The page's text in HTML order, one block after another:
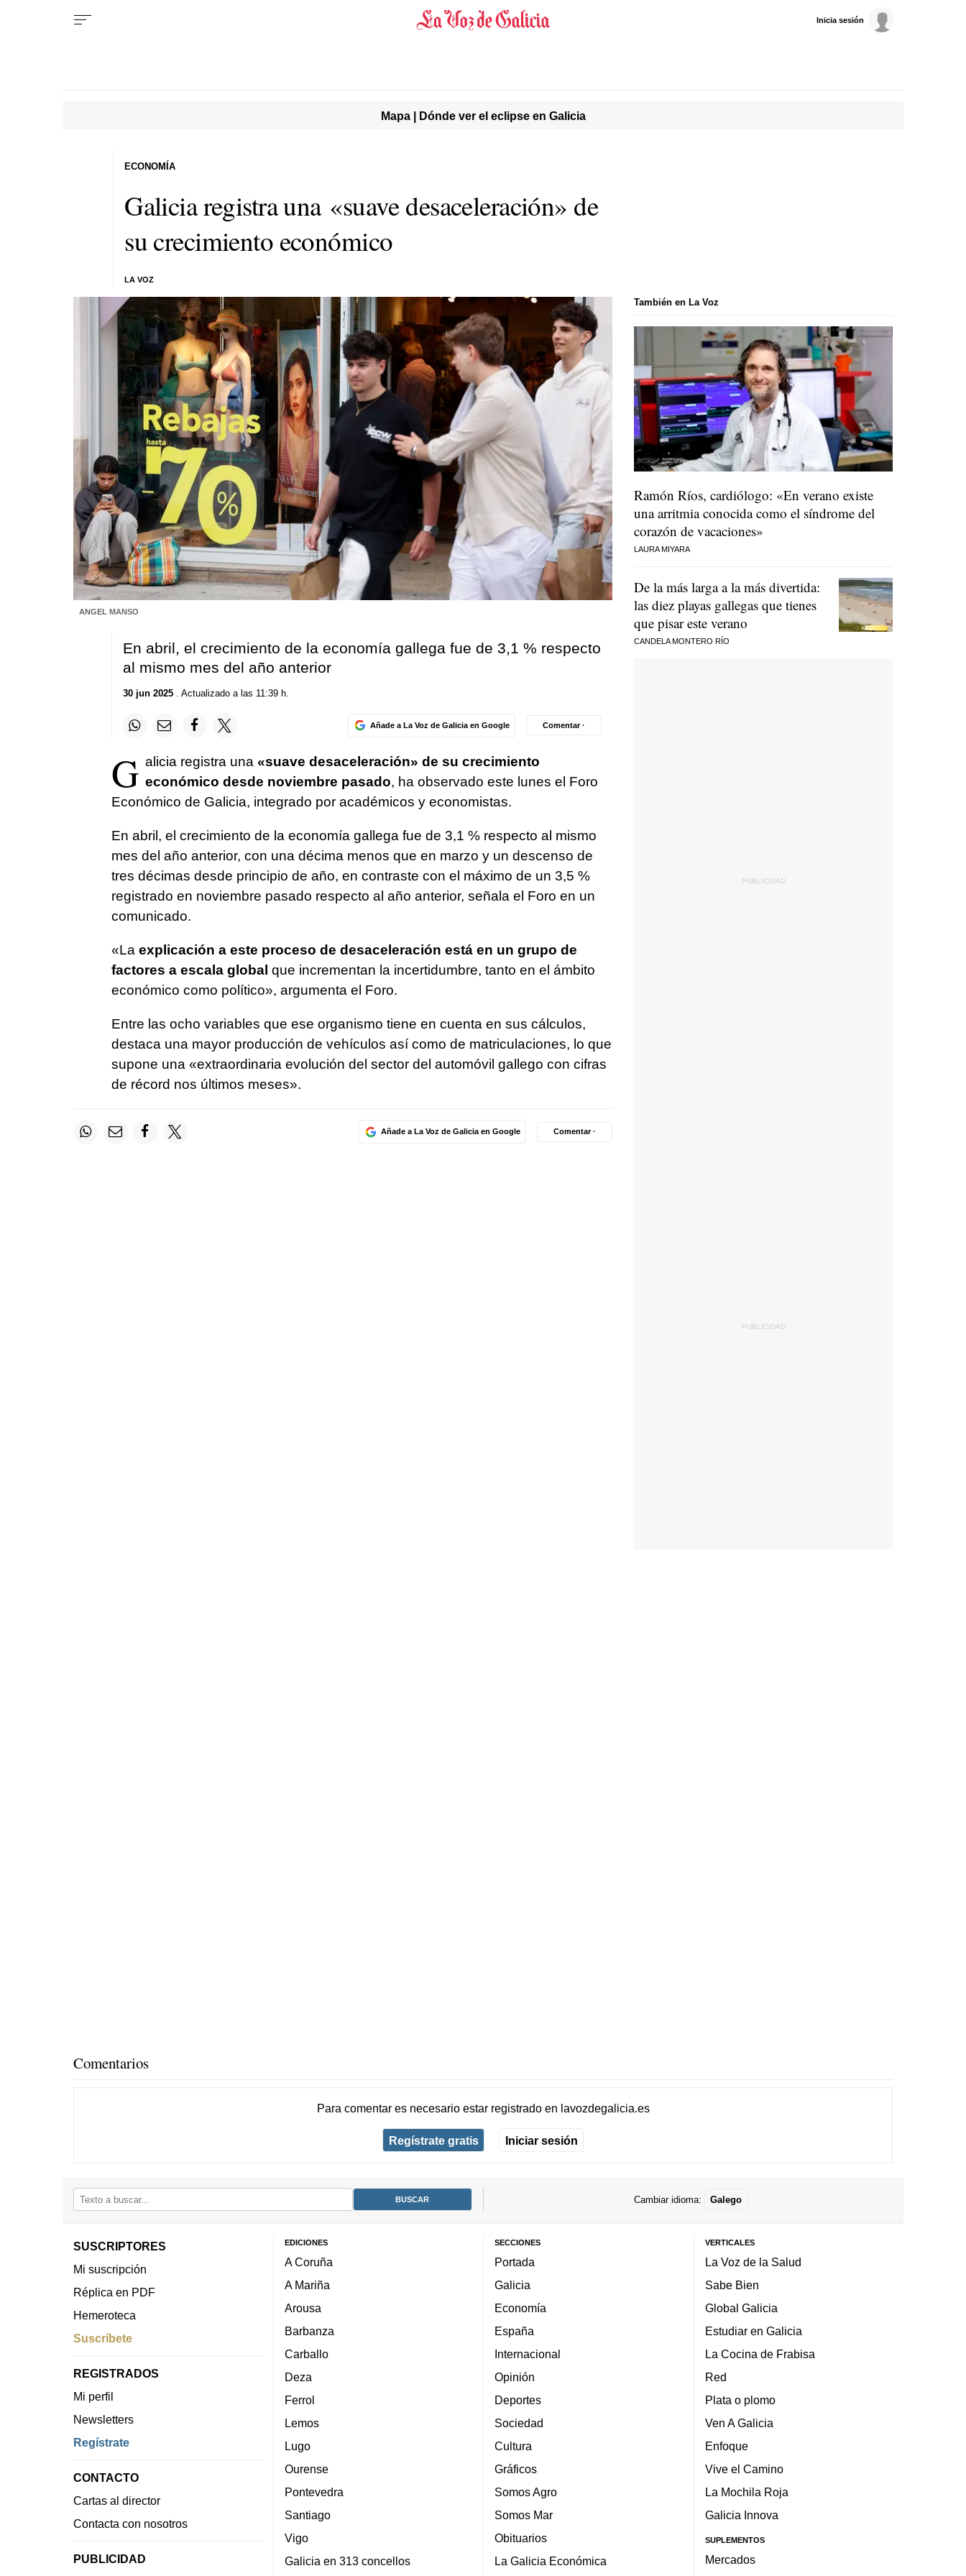
Inicia sesión
Mapa | Dónde ver el eclipse en Galicia
Galicia registra una «suave desaceleración» de
su crecimiento económico
LA VOZ
ECONOMÍA
ANGEL MANSO
En abril, el crecimiento de la economía gallega fue de 3,1 % respecto
al mismo mes del año anterior
30 jun 2025. Actualizado a las 11:39 h.
Añade a La Voz de Galicia en Google Comentar ·
G alicia registra una «suave desaceleración» de su crecimiento
económico desde noviembre pasado, ha observado este lunes el Foro
Económico de Galicia, integrado por académicos y economistas.
En abril, el crecimiento de la economía gallega fue de 3,1 % respecto al mismo
mes del año anterior, con una décima menos que en marzo y un descenso de
tres décimas desde principio de año, en contraste con el máximo de un 3,5 %
registrado en noviembre pasado respecto al año anterior, señala el Foro en un
comunicado.
«La explicación a este proceso de desaceleración está en un grupo de
factores a escala global que incrementan la incertidumbre, tanto en el ámbito
económico como político», argumenta el Foro.
Entre las ocho variables que ese organismo tiene en cuenta en sus cálculos,
destaca una mayor producción de vehículos así como de matriculaciones, lo que
supone una «extraordinaria evolución del sector del automóvil gallego con cifras
de récord nos últimos meses».
Añade a La Voz de Galicia en Google Comentar ·
También en La Voz
Ramón Ríos, cardiólogo: «En verano existe
una arritmia conocida como el síndrome del
corazón de vacaciones»
LAURA MIYARA
De la más larga a la más divertida:
las diez playas gallegas que tienes
que pisar este verano
CANDELA MONTERO RÍO
Comentarios
Para comentar es necesario estar registradoen lavozdegalicia.es
Regístrate gratis Iniciar sesión
Cambiar idioma: Galego
SUSCRIPTORES
Mi suscripción
Réplica en PDF
Hemeroteca
Suscríbete
REGISTRADOS
Mi perfil
Newsletters
Regístrate
CONTACTO
Cartas al director
Contacta con nosotros
PUBLICIDAD
EDICIONES
A Coruña
A Mariña
Arousa
Barbanza
Carballo
Deza
Ferrol
Lemos
Lugo
Ourense
Pontevedra
Santiago
Vigo
Galicia en 313 concellos
SECCIONES
Portada
Galicia
Economía
España
Internacional
Opinión
Deportes
Sociedad
Cultura
Gráficos
Somos Agro
Somos Mar
Obituarios
La Galicia Económica
VERTICALES
La Voz de la Salud
Sabe Bien
Global Galicia
Estudiar en Galicia
La Cocina de Frabisa
Red
Plata o plomo
Ven A Galicia
Enfoque
Vive el Camino
La Mochila Roja
Galicia Innova
SUPLEMENTOS
Mercados